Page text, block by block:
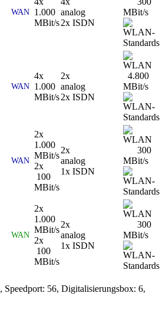
WAN 1.000
MBit/s
analog
2x ISDN
MBit/s
WAN
4x
1.000
MBit/s
2x
analog
2x ISDN
4.800
MBit/s
WAN
2x
1.000
MBit/s
2x
100
MBit/s
2x
analog
1x ISDN
300
MBit/s
WAN
2x
1.000
MBit/s
2x
100
MBit/s
2x
analog
1x ISDN
300
MBit/s
, Speedport: 56, Digitalisierungsbox: 6,